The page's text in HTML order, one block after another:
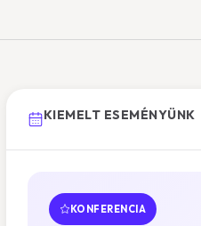
KIEMELT ESEMÉNYÜNK
KONFERENCIA